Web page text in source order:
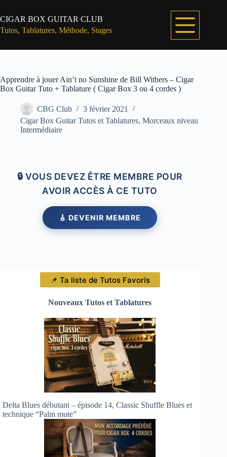
contenu
CIGAR BOX GUITAR CLUB
Tutos, Tablatures, Méthode, Stages
Apprendre à jouer Ain’t no Sunshine de Bill Withers – Cigar
Box Guitar Tuto + Tablature ( Cigar Box 3 ou 4 cordes )
CBG Club
3 février 2021
Cigar Box Guitar Tutos et Tablatures, Morceaux niveau
Intermédiaire
🔒 VOUS DEVEZ ÊTRE MEMBRE POUR
AVOIR ACCÈS À CE TUTO
🎸 DEVENIR MEMBRE
📌 Ta liste de Tutos Favoris
Nouveaux Tutos et Tablatures
Delta Blues débutant – épisode 14, Classic Shuffle Blues et
technique “Palm mute”